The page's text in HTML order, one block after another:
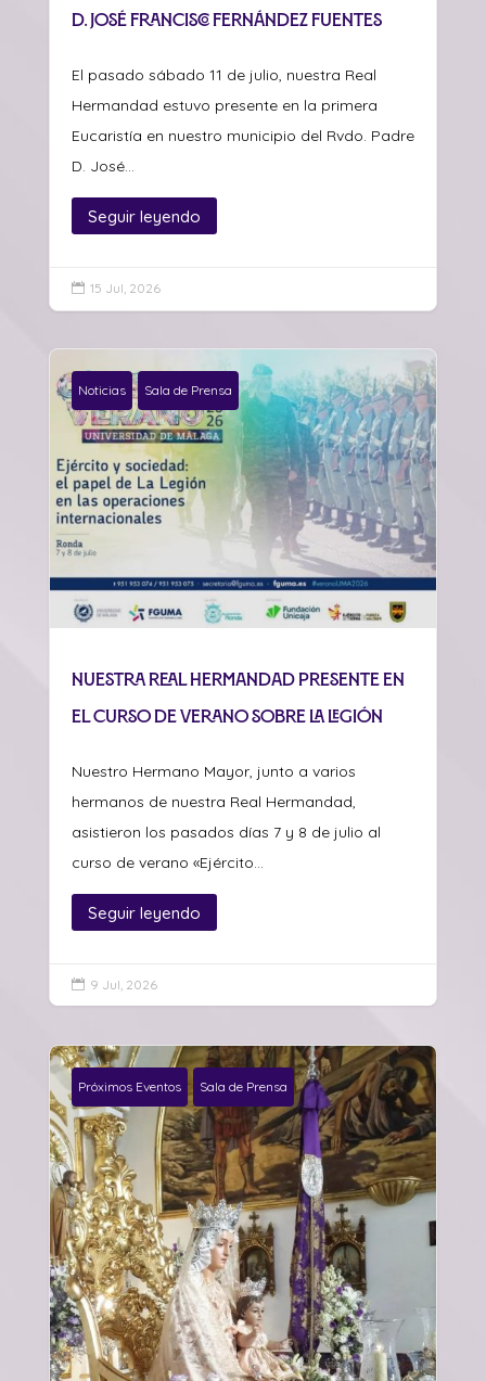
D. José Francisco Fernández Fuentes
El pasado sábado 11 de julio, nuestra Real
Hermandad estuvo presente en la primera
Eucaristía en nuestro municipio del Rvdo. Padre
D. José...
Seguir leyendo
 15 Jul, 2026
Noticias Sala de Prensa
Nuestra Real Hermandad presente en
el curso de verano sobre La Legión
Nuestro Hermano Mayor, junto a varios
hermanos de nuestra Real Hermandad,
asistieron los pasados días 7 y 8 de julio al
curso de verano «Ejército...
Seguir leyendo
 9 Jul, 2026
Próximos Eventos Sala de Prensa